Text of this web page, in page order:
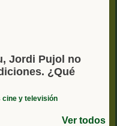
Jordi Pujol no
¿Qué
cine y televisión
Ver todos